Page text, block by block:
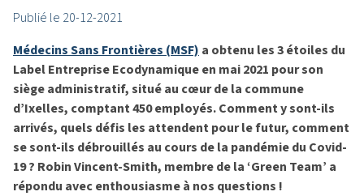
Publié le 20-12-2021
Médecins Sans Frontières (MSF) a obtenu les 3 étoiles du
Label Entreprise Ecodynamique en mai 2021 pour son
siège administratif, situé au cœur de la commune
d’Ixelles, comptant 450 employés. Comment y sont-ils
arrivés, quels défis les attendent pour le futur, comment
se sont-ils débrouillés au cours de la pandémie du Covid-
19 ? Robin Vincent-Smith, membre de la ‘Green Team’ a
répondu avec enthousiasme à nos questions !